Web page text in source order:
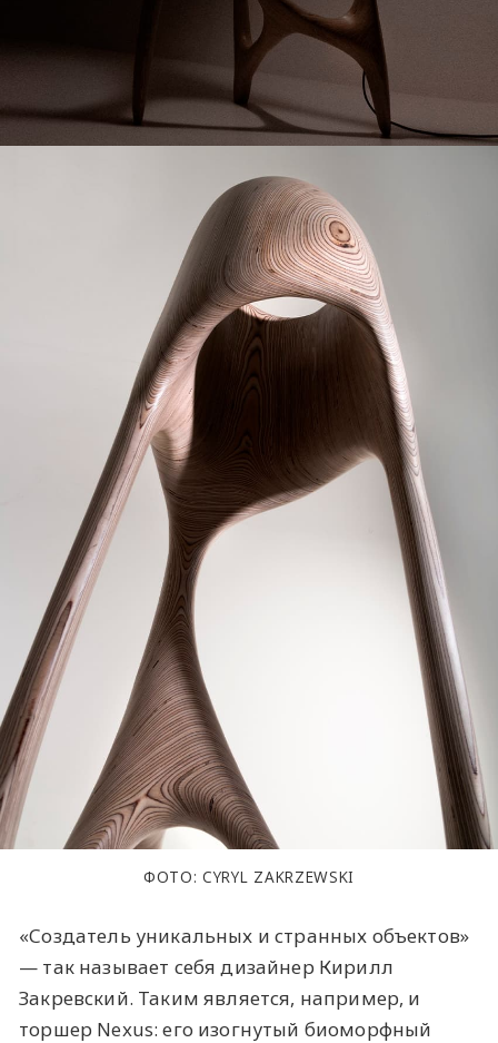
ФОТО: CYRYL ZAKRZEWSKI
«Создатель уникальных и странных объектов»
— так называет себя дизайнер Кирилл
Закревский. Таким является, например, и
торшер Nexus: его изогнутый биоморфный